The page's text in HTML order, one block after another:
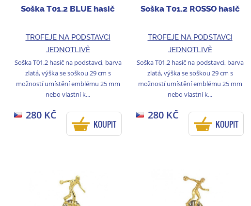
Soška T01.2 BLUE hasič
TROFEJE NA PODSTAVCI
JEDNOTLIVĚ
Soška T01.2 hasič na podstavci, barva
zlatá, výška se soškou 29 cm s
možností umístění emblému 25 mm
nebo vlastní k...
280 KČ
KOUPIT
Soška T01.2 ROSSO hasič
TROFEJE NA PODSTAVCI
JEDNOTLIVĚ
Soška T01.2 hasič na podstavci, barva
zlatá, výška se soškou 29 cm s
možností umístění emblému 25 mm
nebo vlastní k...
280 KČ
KOUPIT